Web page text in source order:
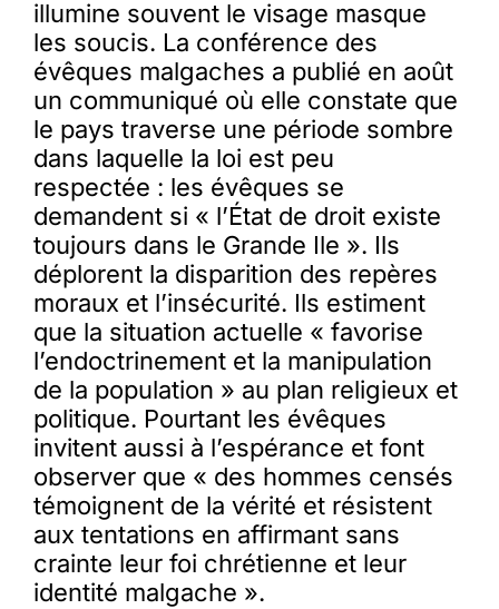
illumine souvent le visage masque
les soucis. La conférence des
évêques malgaches a publié en août
un communiqué où elle constate que
le pays traverse une période sombre
dans laquelle la loi est peu
respectée : les évêques se
demandent si « l’État de droit existe
toujours dans le Grande Ile ». Ils
déplorent la disparition des repères
moraux et l’insécurité. Ils estiment
que la situation actuelle « favorise
l’endoctrinement et la manipulation
de la population » au plan religieux et
politique. Pourtant les évêques
invitent aussi à l’espérance et font
observer que « des hommes censés
témoignent de la vérité et résistent
aux tentations en affirmant sans
crainte leur foi chrétienne et leur
identité malgache ».